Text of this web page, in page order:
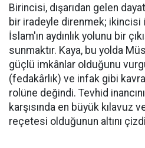
Birincisi, dışarıdan gelen
bir iradeyle direnmek; ikincisi
İslam'ın aydınlık yolunu bir
sunmaktır. Kaya, bu yolda
güçlü imkânlar olduğunu
(fedakârlık) ve infak gibi
rolüne değindi. Tevhid
karşısında en büyük kılavuz
reçetesi olduğunun altını